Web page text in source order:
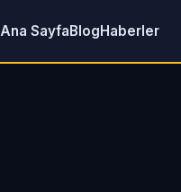
Ana SayfaBlogHaberler